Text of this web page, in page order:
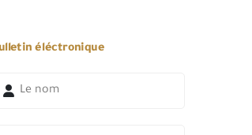
éléctronique